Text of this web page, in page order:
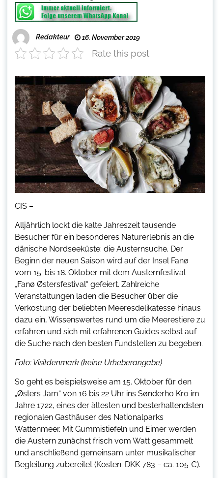
Redakteur 16. November 2019
Rate this post
CIS –
Alljährlich lockt die kalte Jahreszeit tausende
Besucher für ein besonderes Naturerlebnis an die
dänische Nordseeküste: die Austernsuche. Der
Beginn der neuen Saison wird auf der Insel Fanø
vom 15. bis 18. Oktober mit dem Austernfestival
„Fanø Østersfestival“ gefeiert. Zahlreiche
Veranstaltungen laden die Besucher über die
Verkostung der beliebten Meeresdelikatesse hinaus
dazu ein, Wissenswertes rund um die Meerestiere zu
erfahren und sich mit erfahrenen Guides selbst auf
die Suche nach den besten Fundstellen zu begeben.
Foto: Visitdenmark (keine Urheberangabe)
So geht es beispielsweise am 15. Oktober für den
„Østers Jam“ von 16 bis 22 Uhr ins Sønderho Kro im
Jahre 1722, eines der ältesten und besterhaltendsten
regionalen Gasthäuser des Nationalparks
Wattenmeer. Mit Gummistiefeln und Eimer werden
die Austern zunächst frisch vom Watt gesammelt
und anschließend gemeinsam unter musikalischer
Begleitung zubereitet (Kosten: DKK 783 – ca. 105 €).